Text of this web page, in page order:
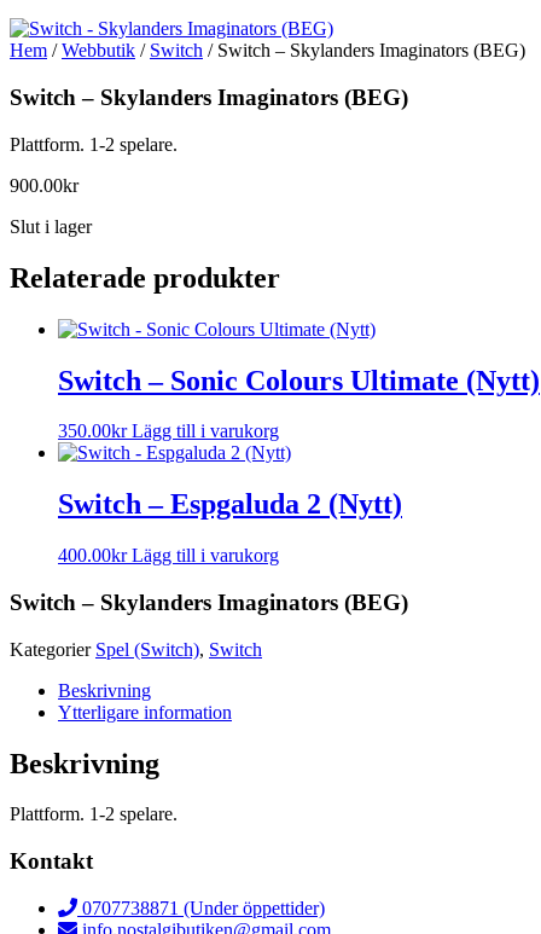
Hem /Webbutik / Switch / Switch – Skylanders Imaginators (BEG)
Switch – Skylanders Imaginators (BEG)
Plattform. 1-2 spelare.
900.00kr
Slut i lager
Relaterade produkter
Switch – Sonic Colours Ultimate (Nytt)
350.00kr Lägg till i varukorg
Switch – Espgaluda 2 (Nytt)
400.00kr Lägg till i varukorg
Switch – Skylanders Imaginators (BEG)
Kategorier Spel (Switch), Switch
Beskrivning
Ytterligare information
Beskrivning
Plattform. 1-2 spelare.
Kontakt
0707738871 (Under öppettider)
info.nostalgibutiken@gmail.com